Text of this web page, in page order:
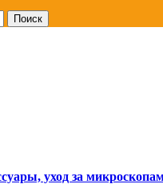
Поиск
уход за